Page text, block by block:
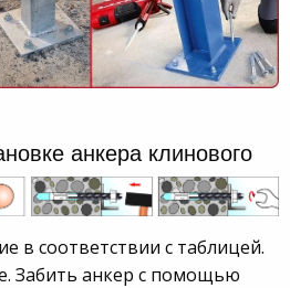
анкера клинового
в соответствии с таблицей.
Забить анкер с помощью